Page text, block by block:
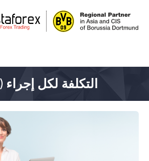
التكلفة لكل إجراء (CPA)